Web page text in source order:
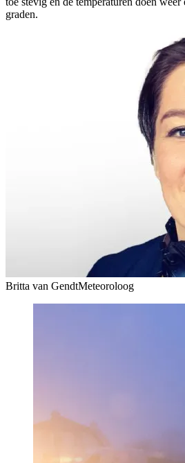
graden.
Britta van GendtMeteoroloog